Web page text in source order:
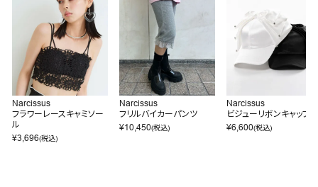
Narcissus
フラワーレースキャミソー
ル
¥3,696(税込)
Narcissus
フリルバイカーパンツ
¥10,450(税込)
Narcissus
ビジューリボンキャップ
¥6,600(税込)